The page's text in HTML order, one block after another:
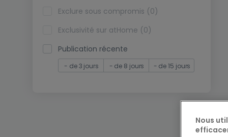
Exclure sous compromis (0)
Exclusivité sur atHome (0)
Publication récente
- de 3 jours - de 8 jours - de 15 jours
Nous